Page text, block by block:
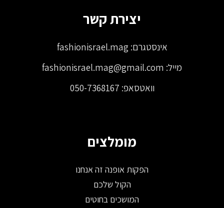
יצירת קשר
אינסטגרם:fashionisrael.mag
מייל: fashionisrael.mag@gmail.com
וואטסאפ: 050-7368167
מומלצים
הפקות אופנה זה אנחנו
הקול שלכם
המושכים בחוטים